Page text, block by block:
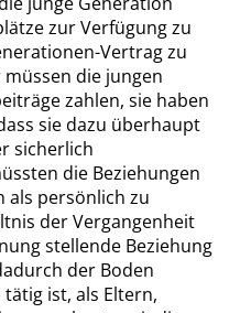
zur Verfügung zu
Vertrag zu
müssen die jungen
zahlen, sie haben
sie dazu überhaupt
sicherlich
die Beziehungen
als persönlich zu
der Vergangenheit
stellende Beziehung
der Boden
ist, als Eltern,